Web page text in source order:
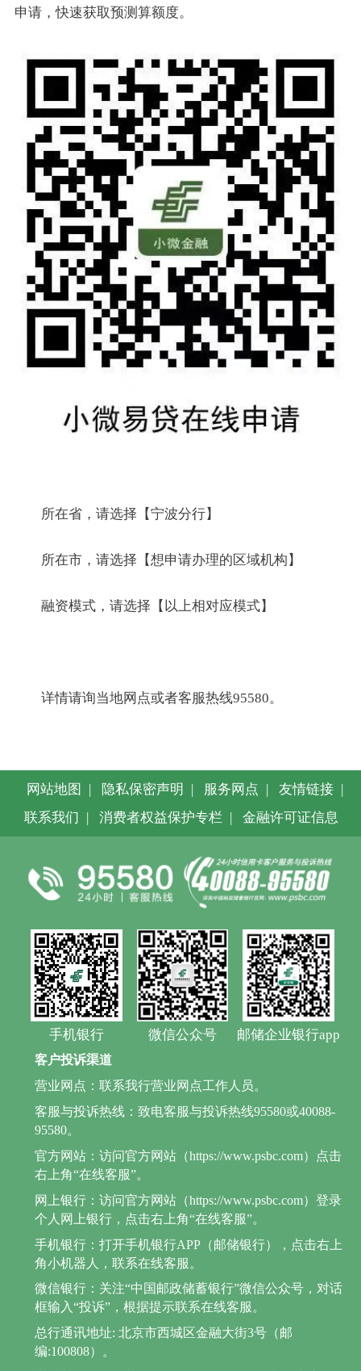
申请，快速获取预测算额度。
所在省，请选择【宁波分行】
所在市，请选择【想申请办理的区域机构】
融资模式，请选择【以上相对应模式】
详情请询当地网点或者客服热线95580。
网站地图 隐私保密声明 服务网点 友情链接
联系我们
消费者权益保护专栏 金融许可证信息
手机银行 微信公众号 邮储企业银行app
客户投诉渠道
营业网点：联系我行营业网点工作人员。
客服与投诉热线：致电客服与投诉热线95580或40088-
95580。
官方网站：访问官方网站（https://www.psbc.com）点击
右上角“在线客服”。
网上银行：访问官方网站（https://www.psbc.com）登录
个人网上银行，点击右上角“在线客服”。
手机银行：打开手机银行APP（邮储银行），点击右上
角小机器人，联系在线客服。
微信银行：关注“中国邮政储蓄银行”微信公众号，对话
框输入“投诉”，根据提示联系在线客服。
总行通讯地址: 北京市西城区金融大街3号（邮
编:100808）。